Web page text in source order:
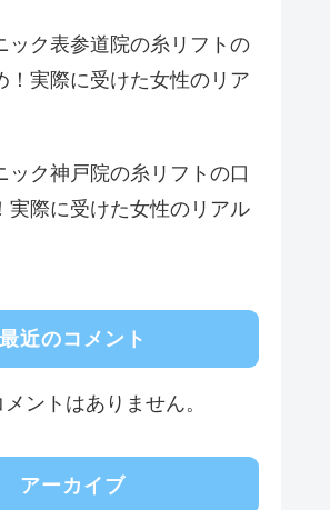
ック表参道院の糸リフトの
！実際に受けた女性のリア
ック神戸院の糸リフトの口
実際に受けた女性のリアル
最近のコメント
ントはありません。
アーカイブ